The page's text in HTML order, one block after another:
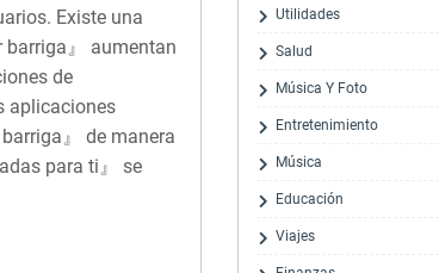
Existe una
barriga』 aumentan
de
aplicaciones
』 de manera
para ti』 se
Utilidades
Salud
Música Y Foto
Entretenimiento
Música
Educación
Viajes